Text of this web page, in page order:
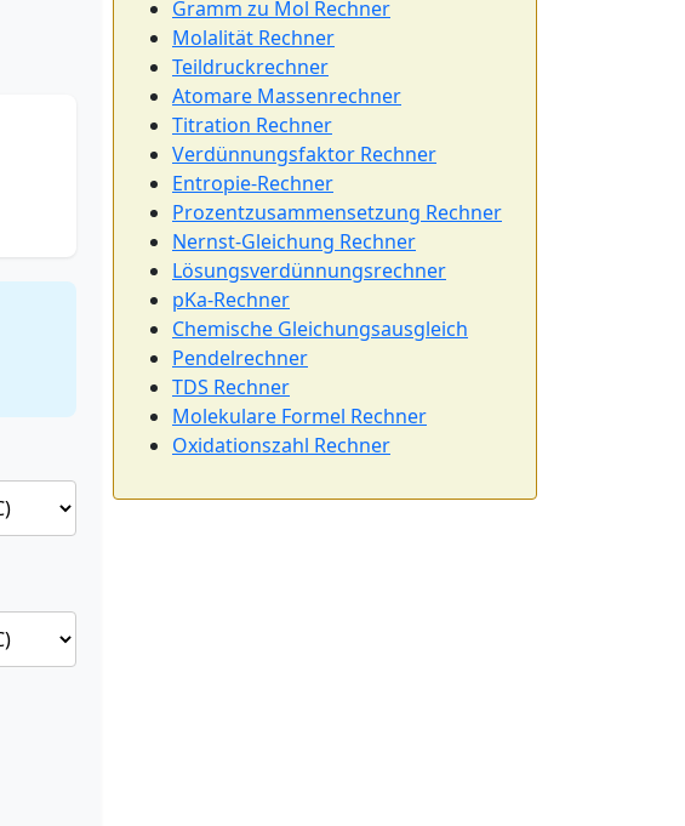
Gramm zu Mol Rechner
Molalität Rechner
Teildruckrechner
Atomare Massenrechner
Titration Rechner
Verdünnungsfaktor Rechner
Entropie-Rechner
Prozentzusammensetzung Rechner
Nernst-Gleichung Rechner
Lösungsverdünnungsrechner
pKa-Rechner
Chemische Gleichungsausgleich
Pendelrechner
TDS Rechner
Molekulare Formel Rechner
Oxidationszahl Rechner